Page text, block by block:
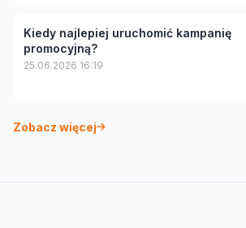
Kiedy najlepiej uruchomić kampanię
promocyjną?
25.06.2026 16:19
Zobacz więcej